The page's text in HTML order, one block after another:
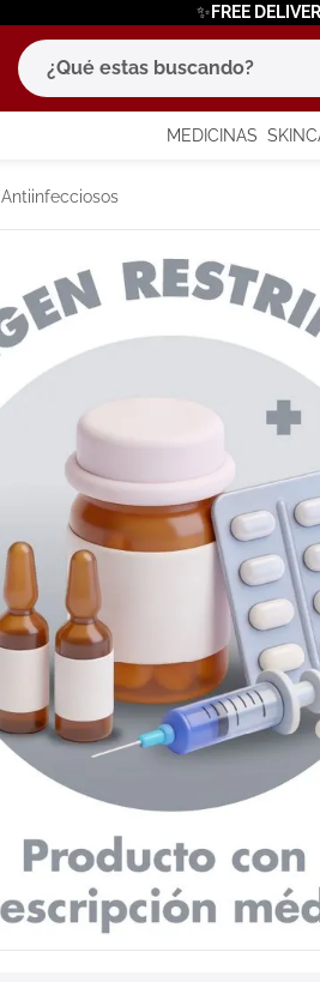
✨FREE
¿Qué estas buscando?
MEDICINAS
Antiinfecciosos
términos más
1. eucerin
3. bioderma
7.
. roche posay
9. megacistin
10 pañales